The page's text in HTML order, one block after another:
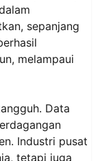
sepanjang
melampaui
Data
Industri pusat
tetapi juga